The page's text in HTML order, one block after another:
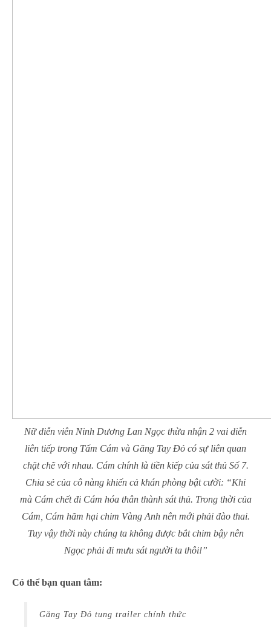
Nữ diễn viên Ninh Dương Lan Ngọc thừa nhận 2 vai diễn
liên tiếp trong Tấm Cám và Găng Tay Đỏ có sự liên quan
chặt chẽ với nhau. Cám chính là tiền kiếp của sát thủ Số 7.
Chia sẻ của cô nàng khiến cả khán phòng bật cười: “Khi
mà Cám chết đi Cám hóa thân thành sát thủ. Trong thời của
Cám, Cám hãm hại chim Vàng Anh nên mới phải đào thai.
Tuy vậy thời này chúng ta không được bắt chim bậy nên
Ngọc phải đi mưu sát người ta thôi!”
Có thể bạn quan tâm:
Găng Tay Đỏ tung trailer chính thức